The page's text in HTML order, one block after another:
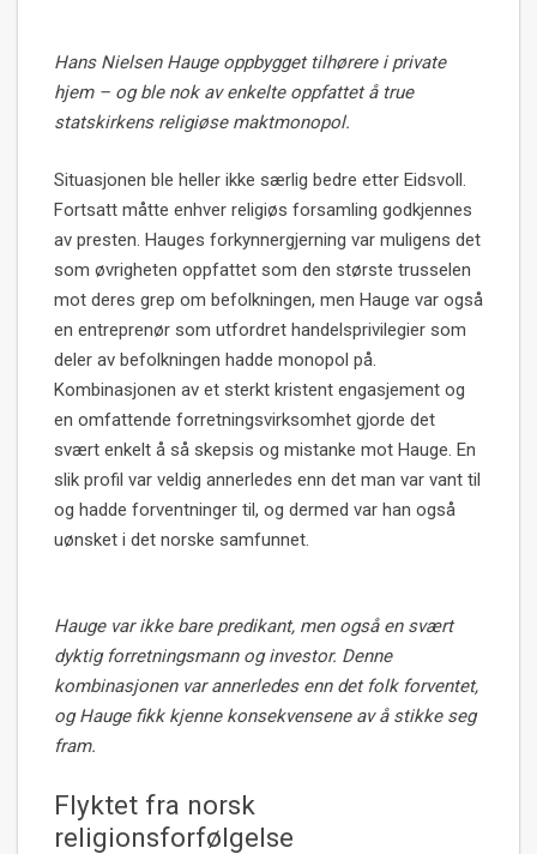
Hans Nielsen Hauge oppbygget tilhørere i private
hjem – og ble nok av enkelte oppfattet å true
statskirkens religiøse maktmonopol.
Situasjonen ble heller ikke særlig bedre etter Eidsvoll.
Fortsatt måtte enhver religiøs forsamling godkjennes
av presten. Hauges forkynnergjerning var muligens det
som øvrigheten oppfattet som den største trusselen
mot deres grep om befolkningen, men Hauge var også
en entreprenør som utfordret handelsprivilegier som
deler av befolkningen hadde monopol på.
Kombinasjonen av et sterkt kristent engasjement og
en omfattende forretningsvirksomhet gjorde det
svært enkelt å så skepsis og mistanke mot Hauge. En
slik profil var veldig annerledes enn det man var vant til
og hadde forventninger til, og dermed var han også
uønsket i det norske samfunnet.
Hauge var ikke bare predikant, men også en svært
dyktig forretningsmann og investor. Denne
kombinasjonen var annerledes enn det folk forventet,
og Hauge fikk kjenne konsekvensene av å stikke seg
fram.
Flyktet fra norsk
religionsforfølgelse